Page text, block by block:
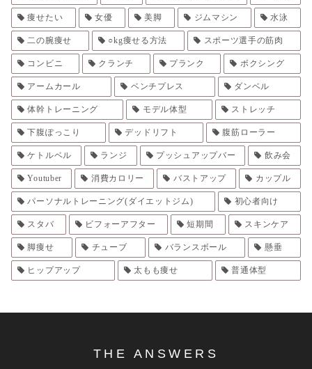
痩せたい 女優 美脚 ジムマシン 水泳
二の腕痩せ ○kg痩せる方法 スポーツ選手の筋肉
コンビニ クランチ プランク ボクシング
アームカール ベンチプレス ダンベル
体幹トレーニング モデル体型 ストレッチ
下腹ぽっこり デッドリフト 腹筋ローラー
ケトルベル ランジ プッシュアップバー 飲み会
Youtuber 消費カロリー バストアップ カップル
パーソナルトレーニング(ダイエットジム) 初心者向け
スタバ ビフォーアフター 短期間 スキンケア
脚痩せ チューブ バランスボール 懸垂
ヒップアップ 太もも痩せ 普通体型
THE ANSWERS